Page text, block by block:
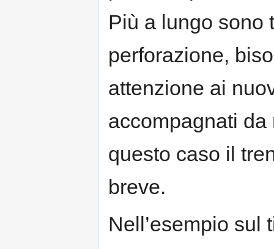
Più a lungo sono
perforazione,
attenzione ai
accompagnati
questo caso il
breve.
Nell’esempio sul